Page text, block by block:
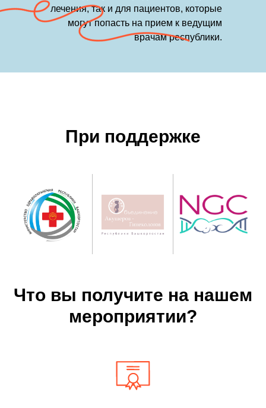
лечения, так и для пациентов, которые
могут попасть на прием к ведущим
врачам республики.
При поддержке
Что вы получите на нашем
мероприятии?